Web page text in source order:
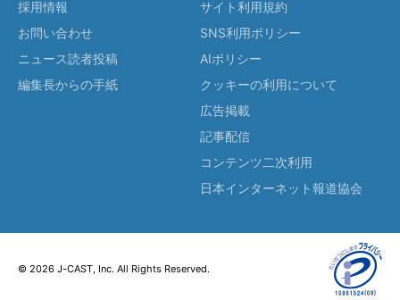
採用情報
お問い合わせ
ニュース読者投稿
編集長からの手紙
サイト利用規約
SNS利用ポリシー
AIポリシー
クッキーの利用について
広告掲載
記事配信
コンテンツ二次利用
日本インターネット報道協会
© 2026 J-CAST, Inc. All Rights Reserved.